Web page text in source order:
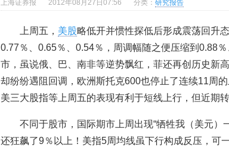
上海证券报 2012年08月27日07:56 分类： 研究报告
上周五， 美股略低开并惯性探低后形成震荡回升
0.77％、0.65％、0.54％，周调幅随之便压缩到0.88
市，虽说俄、巴、南非等逆势飘红，菲还再创历史新
却纷纷遇阻回调，欧洲斯托克600也停止了连续11周
美三大股指等上周五的表现有利于短线上行，但近期
不同于股市，国际期市上周出现“牺牲我（美元）
还狂飙了9％以上！美指5周均线虽下行构成反压，可